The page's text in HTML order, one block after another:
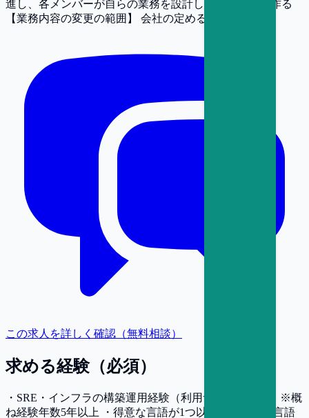
進し、各メンバーが自らの業務を設計し直せる状態を作る
【業務内容の変更の範囲】
会社の定める業務
この求人を詳しく確認（無料相談）
求める経験（必須）
・SRE・インフラの構築運用経験（利用サービス不問）※概
ね経験年数5年以上 ・得意な言語が1つ以上あること（言語